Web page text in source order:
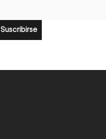
Suscribirse